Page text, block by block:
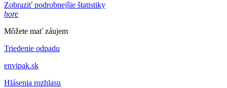
Zobraziť podrobnejšie štatistiky
hore
Môžete mať záujem
Triedenie odpadu
envipak.sk
Hlásenia rozhlasu